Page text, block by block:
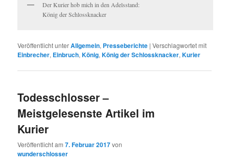
Der Kurier hob mich in den Adelsstand:
König der Schlossknacker
Veröffentlicht unterAllgemein, Presseberichte |Verschlagwortet mit
Einbrecher, Einbruch,König,König der Schlossknacker,Kurier
Todesschlosser –
Meistgelesenste Artikel im
Kurier
Veröffentlicht am7. Februar 2017von
wunderschlosser